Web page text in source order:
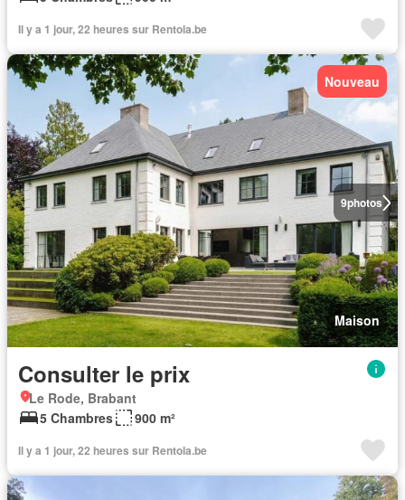
Il y a 1 jour, 22 heures sur Rentola.be
9photos
Nouveau
Maison
Consulter le prix
Le Rode, Brabant
5 Chambres
900 m²
Il y a 1 jour, 22 heures sur Rentola.be